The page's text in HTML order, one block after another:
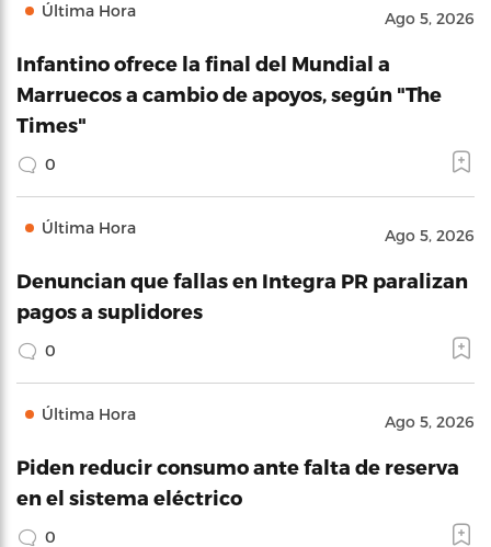
Última Hora Ago 5, 2026
Infantino ofrece la final del Mundial a
Marruecos a cambio de apoyos, según "The
Times"
0
Última Hora Ago 5, 2026
Denuncian que fallas en Integra PR paralizan
pagos a suplidores
0
Última Hora Ago 5, 2026
Piden reducir consumo ante falta de reserva
en el sistema eléctrico
0